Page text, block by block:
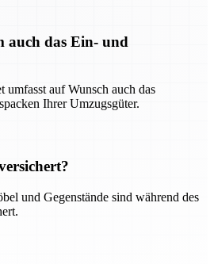
auch das Ein- und
umfasst auf Wunsch auch das
Ihrer Umzugsgüter.
und Gegenstände sind während des